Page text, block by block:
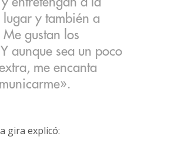
lugar y también a
Me gustan los
aunque sea un poco
me encanta
gira explicó: